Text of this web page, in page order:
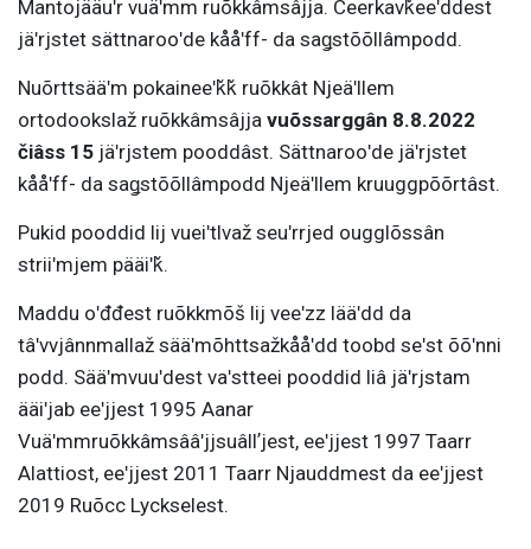
Mantojääuʹr vuäʹmm ruõkkâmsâjja. Ceerkavǩeeʹddest
jäʹrjstet sättnarooʹde kååʹff- da saǥstõõllâmpodd.
Nuõrttsääʹm pokaineeʹǩǩ ruõkkât Njeäʹllem
ortodookslaž ruõkkâmsâjja vuõssarggân 8.8.2022
čiâss 15 jäʹrjstem pooddâst. Sättnarooʹde jäʹrjstet
kååʹff- da saǥstõõllâmpodd Njeäʹllem kruuggpõõrtâst.
Pukid pooddid lij vueiʹtlvaž seuʹrrjed ougglõssân
striiʹmjem pääiʹǩ.
Maddu oʹđđest ruõkkmõš lij veeʹzz lääʹdd da
tâʹvvjânnmallaž sääʹmõhttsažkååʹdd toobd seʹst õõʹnni
podd. Sääʹmvuuʹdest vaʹstteei pooddid liâ jäʹrjstam
ääiʹjab eeʹjjest 1995 Aanar
Vuäʹmmruõkkâmsââʹjjsuâllʼjest, eeʹjjest 1997 Taarr
Alattiost, eeʹjjest 2011 Taarr Njauddmest da eeʹjjest
2019 Ruõcc Lyckselest.